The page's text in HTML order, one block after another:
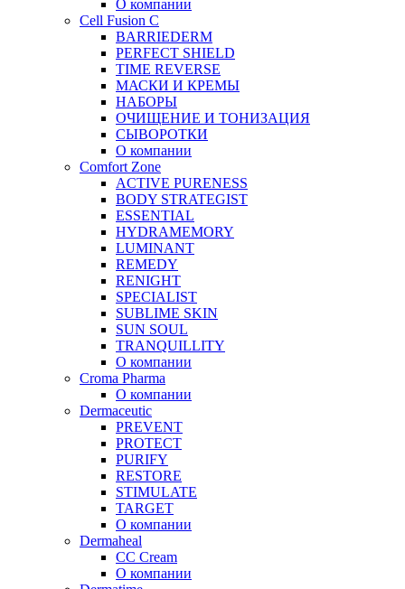
О компании
Cell Fusion C
BARRIEDERM
PERFECT SHIELD
TIME REVERSE
МАСКИ И КРЕМЫ
НАБОРЫ
ОЧИЩЕНИЕ И ТОНИЗАЦИЯ
СЫВОРОТКИ
О компании
Comfort Zone
ACTIVE PURENESS
BODY STRATEGIST
ESSENTIAL
HYDRAMEMORY
LUMINANT
REMEDY
RENIGHT
SPECIALIST
SUBLIME SKIN
SUN SOUL
TRANQUILLITY
О компании
Croma Pharma
О компании
Dermaceutic
PREVENT
PROTECT
PURIFY
RESTORE
STIMULATE
TARGET
О компании
Dermaheal
CC Cream
О компании